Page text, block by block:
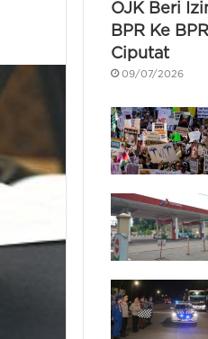
OJK Beri
BPR Ke
Ciputat
09/07/2026